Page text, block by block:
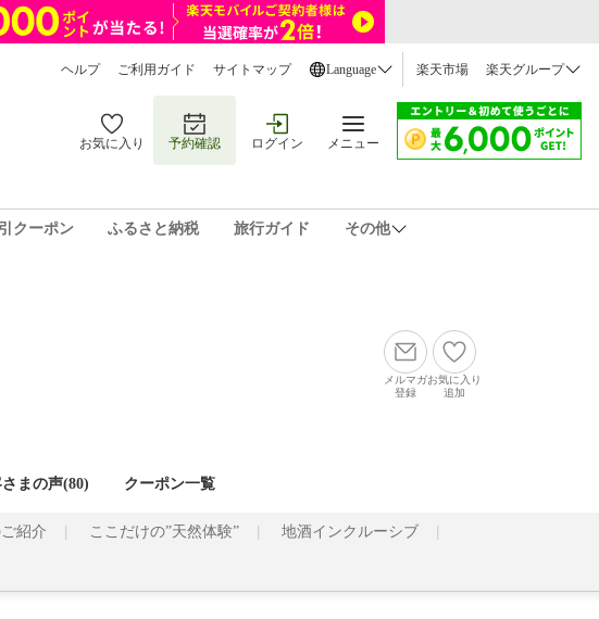
ヘルプ ご利用ガイド サイトマップ Language 楽天市場 楽天グループ
お気に入り 予約確認 ログイン メニュー
クーポン ふるさと納税 旅行ガイド その他
メルマガ
登録
お気に入り
追加
さまの声(80) クーポン一覧
紹介 ここだけの”天然体験” 地酒インクルーシブ